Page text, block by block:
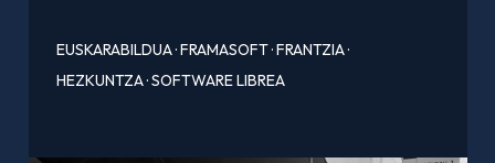
EUSKARABILDUA·FRAMASOFT·FRANTZIA·
HEZKUNTZA·SOFTWARE LIBREA